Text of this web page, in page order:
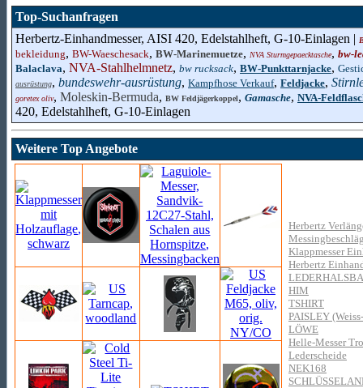
Top-Suchanfragen
Herbertz-Einhandmesser, AISI 420, Edelstahlheft, G-10-Einlagen |
bekleidung, BW-Waeschesack, BW-Marinemuetze, NVA Sturmgepaecktasche, bw-
Balaclava, NVA-Stahlhelmnetz, bw rucksack, BW-Punkttarnjacke,
ausrüstung, bundeswehr-ausrüstung, Kampfhose Verkauf, Feldjacke,
goretex oliv, Moleskin-Bermuda, BW Feldjägerkoppel, Gamasche, NVA-
420, Edelstahlheft, G-10-Einlagen
Weitere Top Angebote
Herbertz
Klappmesser
Herbertz
HIM
TSHIRT
PAISLEY
LÖWE
Helle-Messer
Lederscheide
NEK168